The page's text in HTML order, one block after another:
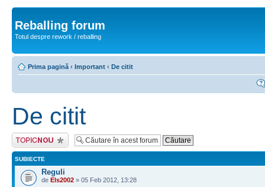
Reballing forum
Totul despre rework / reballing
Prima pagină ‹ Important ‹ De citit
De citit
Scrie un subiect
nou
SUBIECTE
Reguli
de Els2002 » 05 Feb 2012, 13:28